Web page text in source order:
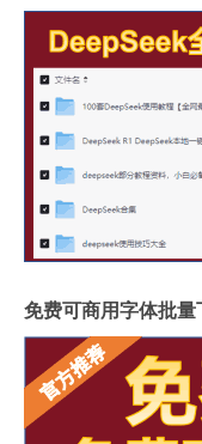
免费可商用字体批量